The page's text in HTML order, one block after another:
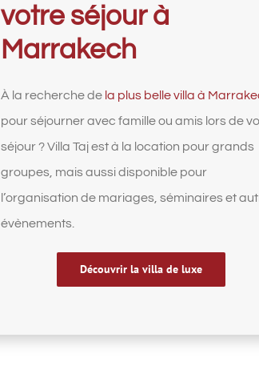
votre séjour à
Marrakech
À la recherche de la plus belle villa à
pour séjourner avec famille ou amis lors de
séjour ? Villa Taj est à la location pour grands
groupes, mais aussi disponible pour
l’organisation de mariages, séminaires et
évènements.
Découvrir la villa de luxe